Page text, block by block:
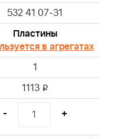
532 41 07-31
Пластины
в агрегатах
1
1113 i
- +